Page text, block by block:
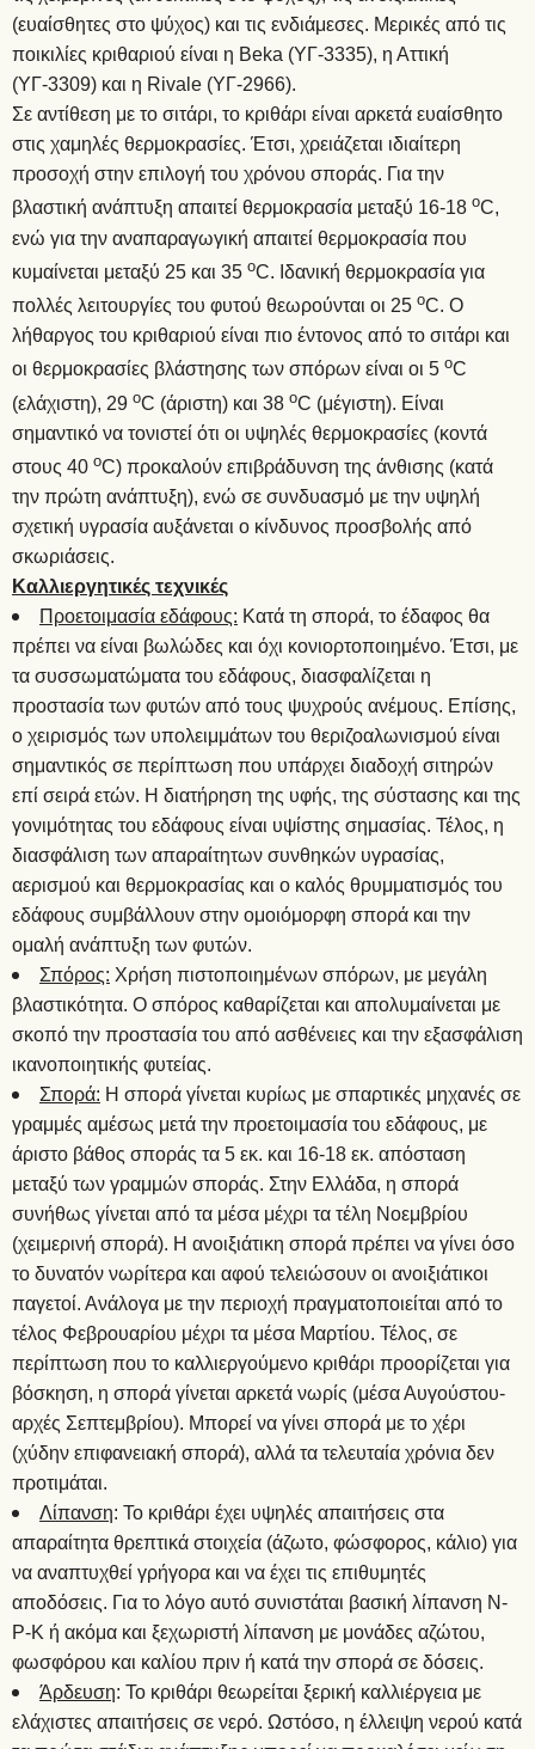
(ευαίσθητες στο ψύχος) και τις ενδιάμεσες. Μερικές από τις
ποικιλίες κριθαριού είναι η Beka (ΥΓ-3335), η Αττική
(ΥΓ-3309) και η Rivale (ΥΓ-2966).
Σε αντίθεση με το σιτάρι, το κριθάρι είναι αρκετά ευαίσθητο
στις χαμηλές θερμοκρασίες. Έτσι, χρειάζεται ιδιαίτερη
προσοχή στην επιλογή του χρόνου σποράς. Για την
βλαστική ανάπτυξη απαιτεί θερμοκρασία μεταξύ 16-18 οC,
ενώ για την αναπαραγωγική απαιτεί θερμοκρασία που
κυμαίνεται μεταξύ 25 και 35 οC. Ιδανική θερμοκρασία για
πολλές λειτουργίες του φυτού θεωρούνται οι 25 οC. Ο
λήθαργος του κριθαριού είναι πιο έντονος από το σιτάρι και
οι θερμοκρασίες βλάστησης των σπόρων είναι οι 5 οC
(ελάχιστη), 29 οC (άριστη) και 38 οC (μέγιστη). Είναι
σημαντικό να τονιστεί ότι οι υψηλές θερμοκρασίες (κοντά
στους 40 οC) προκαλούν επιβράδυνση της άνθισης (κατά
την πρώτη ανάπτυξη), ενώ σε συνδυασμό με την υψηλή
σχετική υγρασία αυξάνεται ο κίνδυνος προσβολής από
σκωριάσεις.
Καλλιεργητικές τεχνικές
Προετοιμασία εδάφους: Κατά τη σπορά, το έδαφος θα
πρέπει να είναι βωλώδες και όχι κονιορτοποιημένο. Έτσι, με
τα συσσωματώματα του εδάφους, διασφαλίζεται η
προστασία των φυτών από τους ψυχρούς ανέμους. Επίσης,
ο χειρισμός των υπολειμμάτων του θεριζοαλωνισμού είναι
σημαντικός σε περίπτωση που υπάρχει διαδοχή σιτηρών
επί σειρά ετών. Η διατήρηση της υφής, της σύστασης και της
γονιμότητας του εδάφους είναι υψίστης σημασίας. Τέλος, η
διασφάλιση των απαραίτητων συνθηκών υγρασίας,
αερισμού και θερμοκρασίας και ο καλός θρυμματισμός του
εδάφους συμβάλλουν στην ομοιόμορφη σπορά και την
ομαλή ανάπτυξη των φυτών.
Σπόρος: Χρήση πιστοποιημένων σπόρων, με μεγάλη
βλαστικότητα. Ο σπόρος καθαρίζεται και απολυμαίνεται με
σκοπό την προστασία του από ασθένειες και την εξασφάλιση
ικανοποιητικής φυτείας.
Σπορά: Η σπορά γίνεται κυρίως με σπαρτικές μηχανές σε
γραμμές αμέσως μετά την προετοιμασία του εδάφους, με
άριστο βάθος σποράς τα 5 εκ. και 16-18 εκ. απόσταση
μεταξύ των γραμμών σποράς. Στην Ελλάδα, η σπορά
συνήθως γίνεται από τα μέσα μέχρι τα τέλη Νοεμβρίου
(χειμερινή σπορά). Η ανοιξιάτικη σπορά πρέπει να γίνει όσο
το δυνατόν νωρίτερα και αφού τελειώσουν οι ανοιξιάτικοι
παγετοί. Ανάλογα με την περιοχή πραγματοποιείται από το
τέλος Φεβρουαρίου μέχρι τα μέσα Μαρτίου. Τέλος, σε
περίπτωση που το καλλιεργούμενο κριθάρι προορίζεται για
βόσκηση, η σπορά γίνεται αρκετά νωρίς (μέσα Αυγούστου-
αρχές Σεπτεμβρίου). Μπορεί να γίνει σπορά με το χέρι
(χύδην επιφανειακή σπορά), αλλά τα τελευταία χρόνια δεν
προτιμάται.
Λίπανση: Το κριθάρι έχει υψηλές απαιτήσεις στα
απαραίτητα θρεπτικά στοιχεία (άζωτο, φώσφορος, κάλιο) για
να αναπτυχθεί γρήγορα και να έχει τις επιθυμητές
αποδόσεις. Για το λόγο αυτό συνιστάται βασική λίπανση Ν-
P-K ή ακόμα και ξεχωριστή λίπανση με μονάδες αζώτου,
φωσφόρου και καλίου πριν ή κατά την σπορά σε δόσεις.
Άρδευση: Το κριθάρι θεωρείται ξερική καλλιέργεια με
ελάχιστες απαιτήσεις σε νερό. Ωστόσο, η έλλειψη νερού κατά